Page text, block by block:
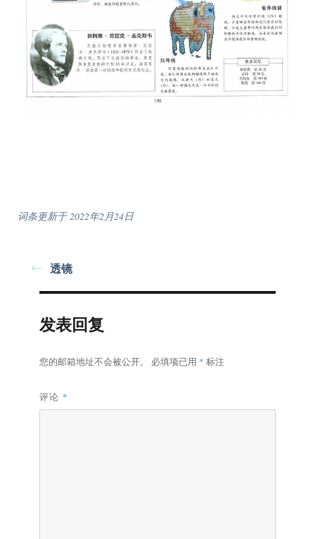
词条更新于 2022年2月24日
透镜
发表回复
您的邮箱地址不会被公开。 必填项已用 * 标注
评论 *